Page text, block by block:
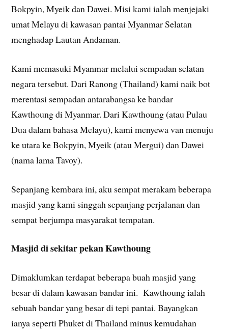
Bokpyin, Myeik dan Dawei. Misi kami ialah menjejaki
umat Melayu di kawasan pantai Myanmar Selatan
menghadap Lautan Andaman.
Kami memasuki Myanmar melalui sempadan selatan
negara tersebut. Dari Ranong (Thailand) kami naik bot
merentasi sempadan antarabangsa ke bandar
Kawthoung di Myanmar. Dari Kawthoung (atau Pulau
Dua dalam bahasa Melayu), kami menyewa van menuju
ke utara ke Bokpyin, Myeik (atau Mergui) dan Dawei
(nama lama Tavoy).
Sepanjang kembara ini, aku sempat merakam beberapa
masjid yang kami singgah sepanjang perjalanan dan
sempat berjumpa masyarakat tempatan.
Masjid di sekitar pekan Kawthoung
Dimaklumkan terdapat beberapa buah masjid yang
besar di dalam kawasan bandar ini. Kawthoung ialah
sebuah bandar yang besar di tepi pantai. Bayangkan
ianya seperti Phuket di Thailand minus kemudahan